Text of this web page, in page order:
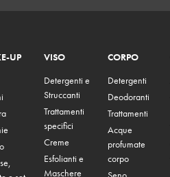
UP
VISO
Detergenti e
Struccanti
Trattamenti
specifici
Creme
Esfolianti e
Maschere
CORPO
Detergenti
Deodoranti
Trattamenti
Acque
profumate
corpo